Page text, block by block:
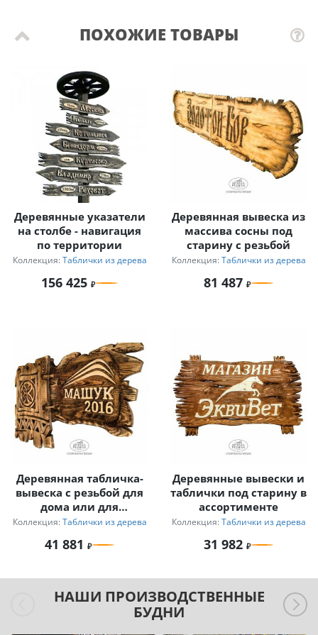
ПОХОЖИЕ ТОВАРЫ
Деревянные указатели
на столбе - навигация
по территории
Коллекция: Таблички из дерева
156 425
Деревянная вывеска из
массива сосны под
старину с резьбой
Коллекция: Таблички из дерева
81 487
Деревянная табличка-
вывеска с резьбой для
дома или для
мероприятий
Коллекция: Таблички из дерева
41 881
Деревянные вывески и
таблички под старину в
ассортименте
Коллекция: Таблички из дерева
31 982
НАШИ ПРОИЗВОДСТВЕННЫЕ
БУДНИ